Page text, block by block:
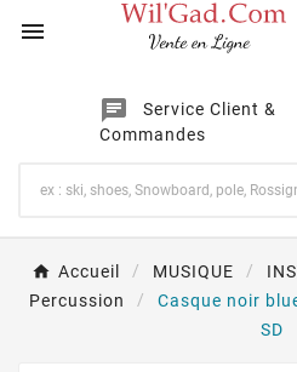

chat
Service Client &
Commandes
Accueil MUSIQUE
Percussion
Casque noir
SD